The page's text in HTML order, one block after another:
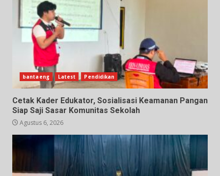
bantaeng Latest Pendidikan
Cetak Kader Edukator, Sosialisasi Keamanan Pangan
Siap Saji Sasar Komunitas Sekolah
Agustus 6, 2026